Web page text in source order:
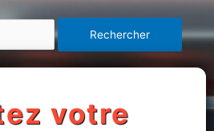
votre